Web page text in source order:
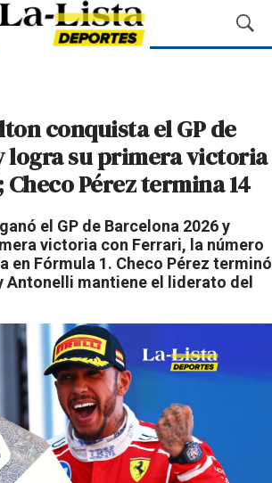
M
o
B
ú
u
e
d
a
conquista el GP de
logra su primera victoria
Pérez termina 14
el GP de Barcelona 2026 y
victoria con Ferrari, la número
en Fórmula 1. Checo Pérez terminó
Antonelli mantiene el liderato del